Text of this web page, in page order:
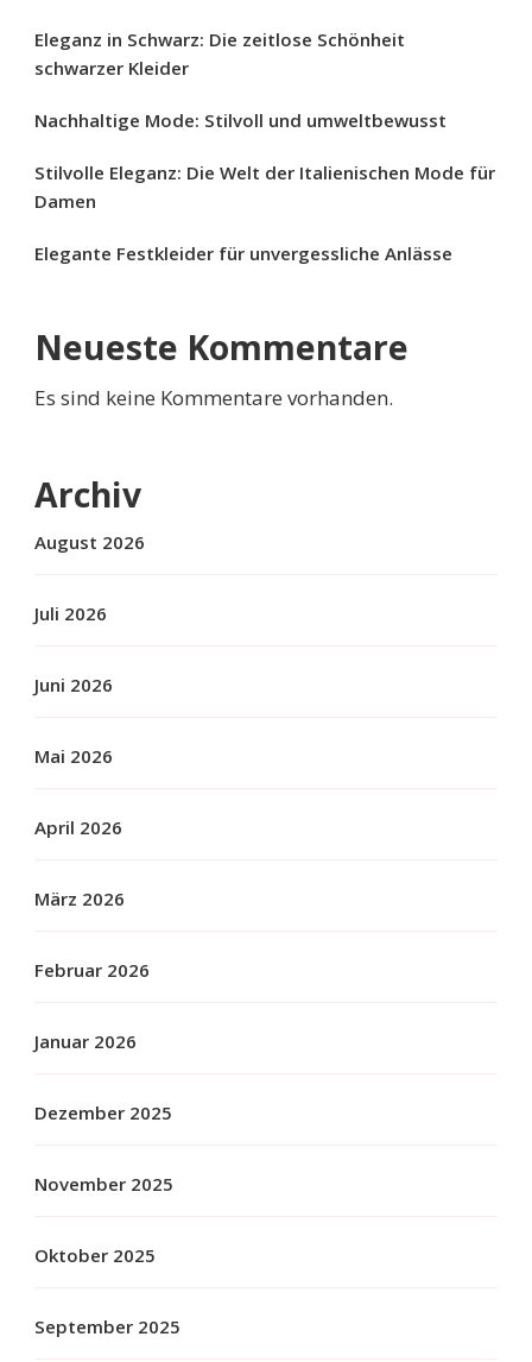
Eleganz in Schwarz: Die zeitlose Schönheit
schwarzer Kleider
Nachhaltige Mode: Stilvoll und umweltbewusst
Stilvolle Eleganz: Die Welt der Italienischen Mode für
Damen
Elegante Festkleider für unvergessliche Anlässe
Neueste Kommentare
Es sind keine Kommentare vorhanden.
Archiv
August 2026
Juli 2026
Juni 2026
Mai 2026
April 2026
März 2026
Februar 2026
Januar 2026
Dezember 2025
November 2025
Oktober 2025
September 2025